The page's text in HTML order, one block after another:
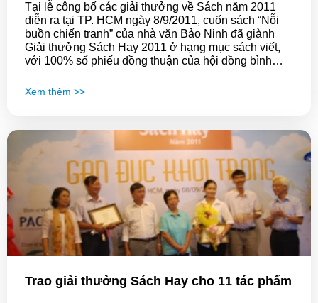
Tại lễ công bố các giải thưởng về Sách năm 2011
diễn ra tại TP. HCM ngày 8/9/2011, cuốn sách “Nỗi
buồn chiến tranh” của nhà văn Bảo Ninh đã giành
Giải thưởng Sách Hay 2011 ở hạng mục sách viết,
với 100% số phiếu đồng thuận của hội đồng bình
Xem thêm >>
Trao giải thưởng Sách Hay cho 11 tác phẩm